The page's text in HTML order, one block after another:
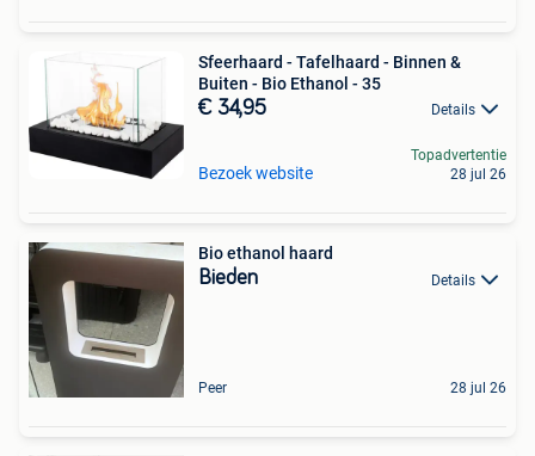
Sfeerhaard - Tafelhaard - Binnen &
Buiten - Bio Ethanol - 35
€ 34,95 Details
Bezoek website
Topadvertentie
28 jul 26
Bio ethanol haard
Bieden Details
Peer 28 jul 26